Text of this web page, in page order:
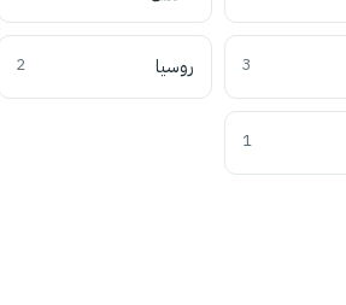
3 روسيا 2
1